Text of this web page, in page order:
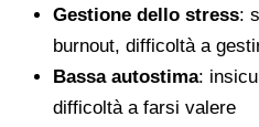
Gestione dello stress:
burnout, difficoltà a
Bassa autostima:
difficoltà a farsi valere